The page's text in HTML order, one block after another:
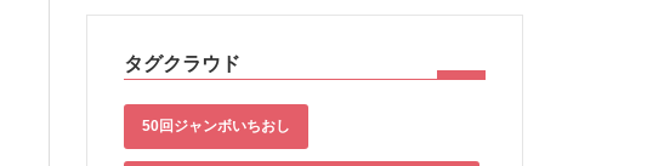
タグクラウド
50回ジャンボいちおし